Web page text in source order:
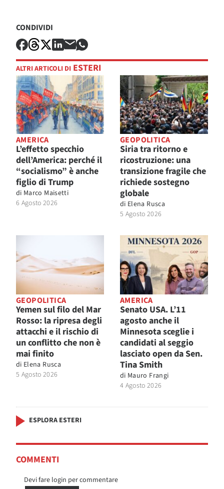
CONDIVIDI
ALTRI ARTICOLI DI ESTERI
AMERICA
L’effetto specchio
dell’America: perché il
“socialismo” è anche
figlio di Trump
di Marco Maisetti
6 Agosto 2026
GEOPOLITICA
Siria tra ritorno e
ricostruzione: una
transizione fragile che
richiede sostegno
globale
di Elena Rusca
5 Agosto 2026
GEOPOLITICA
Yemen sul filo del Mar
Rosso: la ripresa degli
attacchi e il rischio di
un conflitto che non è
mai finito
di Elena Rusca
5 Agosto 2026
AMERICA
Senato USA. L’11
agosto anche il
Minnesota sceglie i
candidati al seggio
lasciato open da Sen.
Tina Smith
di Mauro Frangi
4 Agosto 2026
ESPLORA ESTERI
COMMENTI
Devi fare login per commentare